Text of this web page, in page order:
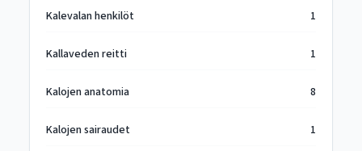
Kalevalan henkilöt 1
Kallaveden reitti 1
Kalojen anatomia 8
Kalojen sairaudet 1